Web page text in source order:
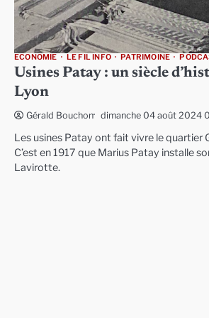
ECONOMIE LE FIL INFO PATRIMOINE
Usines Patay : un siècle
Lyon
Gérald Bouchon dimanche 04 août 2024
Les usines Patay ont fait vivre le quartier
C’est en 1917 que Marius Patay installe
Lavirotte.